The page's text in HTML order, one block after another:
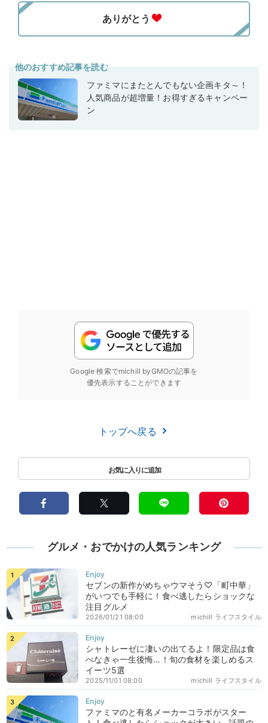
他のおすすめ記事を読む
ファミマにまたとんでもない企画キタ～！
人気商品が超増量！お得すぎるキャンペー
ン
Google 検索でmichill byGMOの記事を
優先表示することができます
トップへ戻る
グルメ・おでかけの人気ランキング
セブンの新作がめちゃウマそう♡「町中華」
がいつでも手軽に！食べ逃したらショックな
注目グルメ
michill ライフスタイル
2026/01/21 08:00
シャトレーゼに凄いの出てるよ！限定品は食
べなきゃ一生後悔…！旬の食材を楽しめるス
イーツ5選
michill ライフスタイル
2025/11/01 08:00
ファミマのと有名メーカーコラボがスター